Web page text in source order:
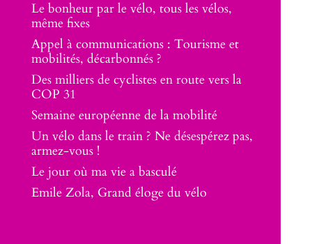
Le bonheur par le vélo, tous les vélos,
même fixes
Appel à communications : Tourisme et
mobilités, décarbonnés ?
Des milliers de cyclistes en route vers la
COP 31
Semaine européenne de la mobilité
Un vélo dans le train ? Ne désespérez pas,
armez-vous !
Le jour où ma vie a basculé
Emile Zola, Grand éloge du vélo